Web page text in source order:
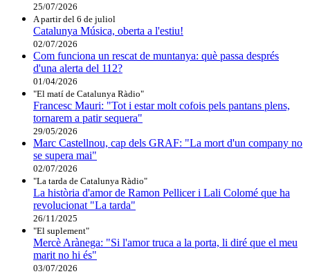
25/07/2026
A partir del 6 de juliol
Catalunya Música, oberta a l'estiu!
02/07/2026
Com funciona un rescat de muntanya: què passa després
d'una alerta del 112?
01/04/2026
"El matí de Catalunya Ràdio"
Francesc Mauri: "Tot i estar molt cofois pels pantans plens,
tornarem a patir sequera"
29/05/2026
Marc Castellnou, cap dels GRAF: "La mort d'un company no
se supera mai"
02/07/2026
"La tarda de Catalunya Ràdio"
La història d'amor de Ramon Pellicer i Lali Colomé que ha
revolucionat "La tarda"
26/11/2025
"El suplement"
Mercè Arànega: "Si l'amor truca a la porta, li diré que el meu
marit no hi és"
03/07/2026